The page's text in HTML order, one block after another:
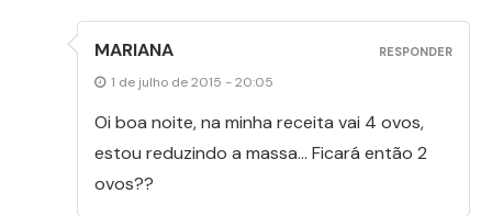
MARIANA
1 de julho de 2015 - 20:05
Oi boa noite, na minha receita vai 4 ovos,
estou reduzindo a massa… Ficará então 2
ovos??
RESPONDER